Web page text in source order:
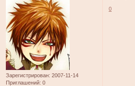
Зарегистрирован: 2007-11-14
Приглашений: 0
0